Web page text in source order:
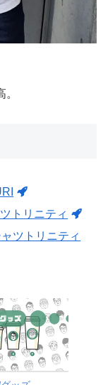
トリニティ
ツトリニティ